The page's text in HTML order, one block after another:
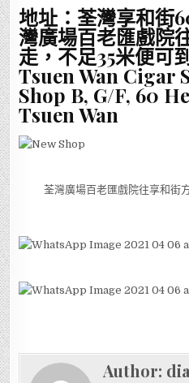
地址：荃灣享和街
灣廣場百老匯戲院
走，不足35米便可
Tsuen Wan Cigar
Shop B, G/F, 60
Tsuen Wan
荃灣廣場百老匯戲院往享和街
Author: